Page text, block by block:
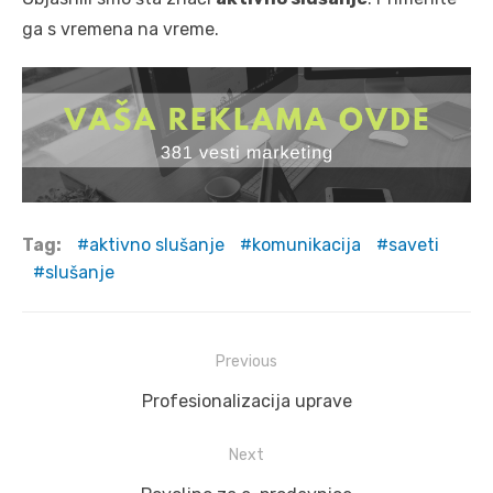
ga s vremena na vreme.
Tag: aktivno slušanje komunikacija
saveti
slušanje
navigation
Previous
Previous
Profesionalizacija uprave
Next